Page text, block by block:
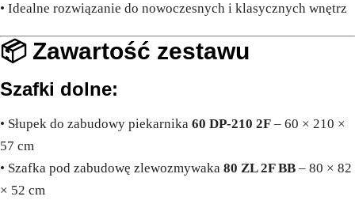
• Idealne rozwiązanie do nowoczesnych i klasycznych wnętrz
📦 Zawartość zestawu
Szafki dolne:
• Słupek do zabudowy piekarnika 60 DP-210 2F – 60 × 210 ×
57 cm
• Szafka pod zabudowę zlewozmywaka 80 ZL 2F BB – 80 × 82
× 52 cm